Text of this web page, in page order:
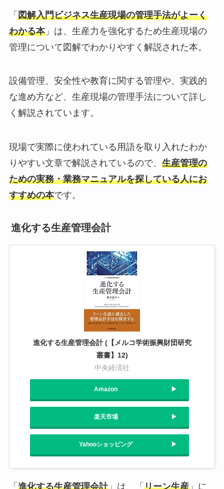
「 図解入門ビジネス生産現場の管理手法がよーく
わかる本」は、生産力を強化するため生産現場の
管理について図解でわかりやすく解説された本。
設備管理、安全性や教育に関する管理や、実践的
な進め方など、生産現場の管理手法について詳し
く解説されています。
現場で実際に使われている用語を取り入れたわか
りやすい文章で解説されているので、 生産管理の
ための実務・業務マニュアルを探している人にお
すすめの本です。
進化する生産管理会計
進化する生産管理会計 (【メルコ学術振興財団研究
叢書】12)
中央経済社
Amazon
楽天市場
Yahooショッピング
「 進化する生産管理会計」は、「 リーン生産」に